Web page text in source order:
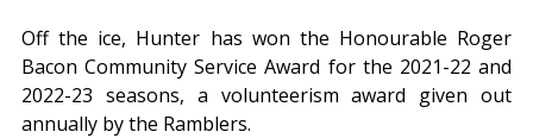
Off the ice, Hunter has won the Honourable Roger
Bacon Community Service Award for the 2021-22 and
2022-23 seasons, a volunteerism award given out
annually by the Ramblers.